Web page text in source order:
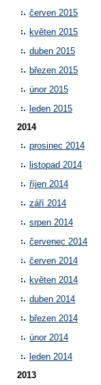
červen 2015
květen 2015
duben 2015
březen 2015
únor 2015
leden 2015
2014
prosinec 2014
listopad 2014
říjen 2014
září 2014
srpen 2014
červenec 2014
červen 2014
květen 2014
duben 2014
březen 2014
únor 2014
leden 2014
2013